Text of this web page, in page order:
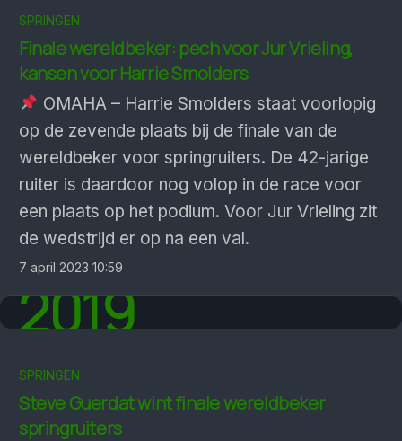
SPRINGEN
Finale wereldbeker: pech voor Jur Vrieling,
kansen voor Harrie Smolders
OMAHA – Harrie Smolders staat voorlopig
op de zevende plaats bij de finale van de
wereldbeker voor springruiters. De 42-jarige
ruiter is daardoor nog volop in de race voor
een plaats op het podium. Voor Jur Vrieling zit
de wedstrijd er op na een val.
7 april 2023 10:59
2019
SPRINGEN
Steve Guerdat wint finale wereldbeker
springruiters